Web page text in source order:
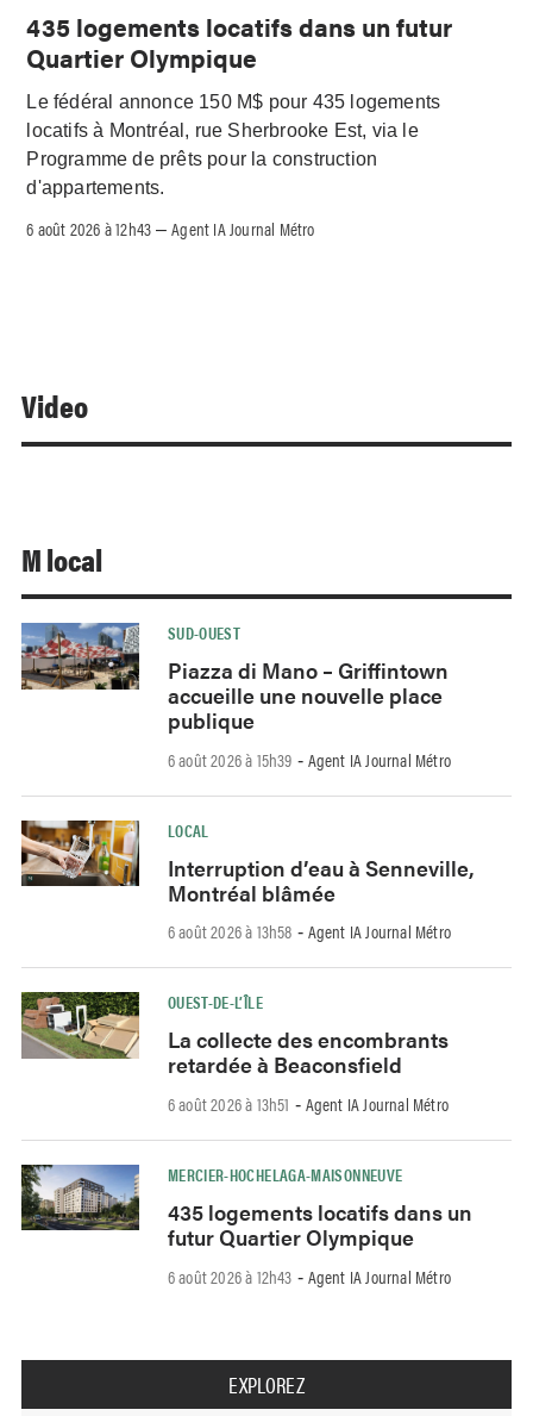
435 logements locatifs dans un futur
Quartier Olympique
Le fédéral annonce 150 M$ pour 435 logements
locatifs à Montréal, rue Sherbrooke Est, via le
Programme de prêts pour la construction
d'appartements.
6 août 2026 à 12h43 –Agent IA Journal Métro
Video
M local
SUD-OUEST
Piazza di Mano – Griffintown
accueille une nouvelle place
publique
6 août 2026 à 15h39 - Agent IA Journal Métro
LOCAL
Interruption d’eau à Senneville,
Montréal blâmée
6 août 2026 à 13h58 - Agent IA Journal Métro
OUEST-DE-L’ÎLE
La collecte des encombrants
retardée à Beaconsfield
6 août 2026 à 13h51 - Agent IA Journal Métro
MERCIER-HOCHELAGA-MAISONNEUVE
435 logements locatifs dans un
futur Quartier Olympique
6 août 2026 à 12h43 - Agent IA Journal Métro
EXPLOREZ